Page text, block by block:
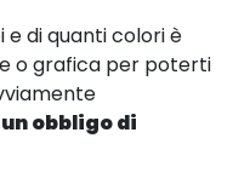
e di quanti colori è
o grafica per poterti
obbligo di